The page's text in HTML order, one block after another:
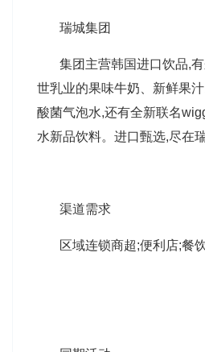
瑞城集团
集团主营韩国进口饮品,
世乳业的果味牛奶、新鲜果
酸菌气泡水,还有全新联名
水新品饮料。进口甄选,尽在
渠道需求
区域连锁商超;便利店;餐